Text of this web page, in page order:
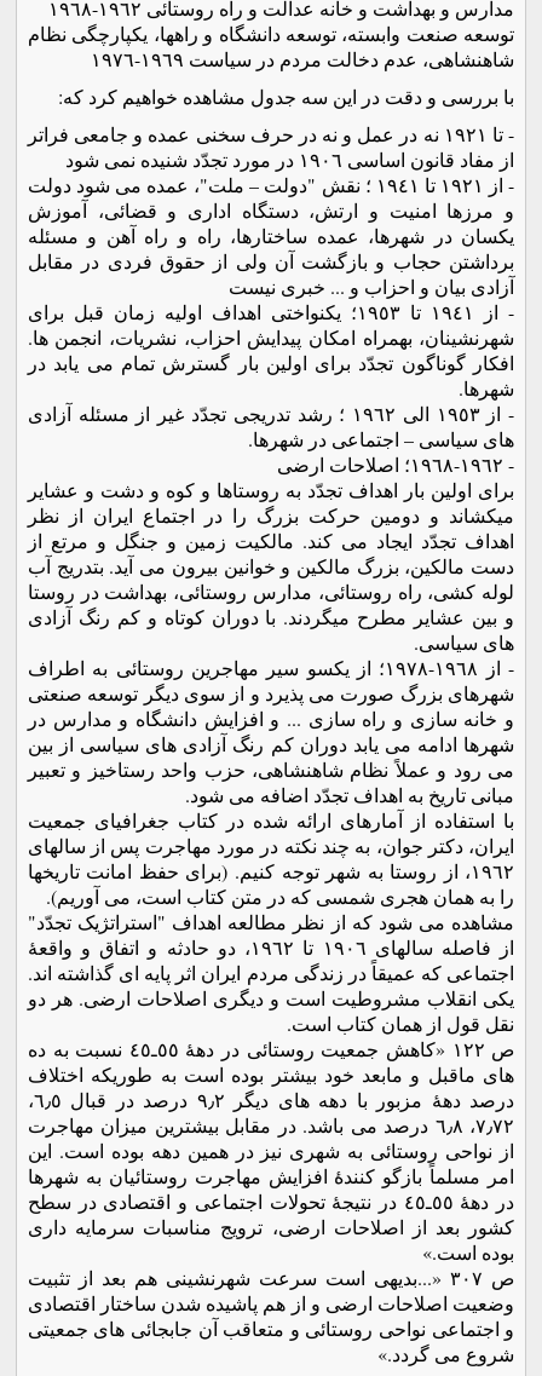
مدارس و بهداشت و خانه عدالت و راه روستائی ١٩٦٢-١٩٦٨
توسعه صنعت وابسته، توسعه دانشگاه و راهها، یکپارچگی نظام
شاهنشاهی، عدم دخالت مردم در سیاست ١٩٦٩-١٩٧٦
با بررسی و دقت در این سه جدول مشاهده خواهیم کرد که:
- تا ١٩٢١ نه در عمل و نه در حرف سخنی عمده و جامعی فراتر
از مفاد قانون اساسی ١٩٠٦ در مورد تجدّد شنیده نمی شود
- از ١٩٢١ تا ١٩٤١ ؛ نقش "دولت – ملت"، عمده می شود دولت
و مرزها امنیت و ارتش، دستگاه اداری و قضائی، آموزش
یکسان در شهرها، عمده ساختارها، راه و راه آهن و مسئله
برداشتن حجاب و بازگشت آن ولی از حقوق فردی در مقابل
آزادی بیان و احزاب و ... خبری نیست
- از ١٩٤١ تا ١٩٥٣؛ یکنواختی اهداف اولیه زمان قبل برای
شهرنشینان، بهمراه امکان پیدایش احزاب، نشریات، انجمن ها.
افکار گوناگون تجدّد برای اولین بار گسترش تمام می یابد در
شهرها.
- از ١٩٥٣ الی ١٩٦٢ ؛ رشد تدریجی تجدّد غیر از مسئله آزادی
های سیاسی – اجتماعی در شهرها.
- ١٩٦٢-١٩٦٨؛ اصلاحات ارضی
برای اولین بار اهداف تجدّد به روستاها و کوه و دشت و عشایر
میکشاند و دومین حرکت بزرگ را در اجتماع ایران از نظر
اهداف تجدّد ایجاد می کند. مالکیت زمین و جنگل و مرتع از
دست مالکین، بزرگ مالکین و خوانین بیرون می آید. بتدریج آب
لوله کشی، راه روستائی، مدارس روستائی، بهداشت در روستا
و بین عشایر مطرح میگردند. با دوران کوتاه و کم رنگ آزادی
های سیاسی.
- از ١٩٦٨-١٩٧٨؛ از یکسو سیر مهاجرین روستائی به اطراف
شهرهای بزرگ صورت می پذیرد و از سوی دیگر توسعه صنعتی
و خانه سازی و راه سازی ... و افزایش دانشگاه و مدارس در
شهرها ادامه می یابد دوران کم رنگ آزادی های سیاسی از بین
می رود و عملاً نظام شاهنشاهی، حزب واحد رستاخیز و تعبیر
مبانی تاریخ به اهداف تجدّد اضافه می شود.
با استفاده از آمارهای ارائه شده در کتاب جغرافیای جمعیت
ایران، دکتر جوان، به چند نکته در مورد مهاجرت پس از سالهای
١٩٦٢، از روستا به شهر توجه کنیم. (برای حفظ امانت تاریخها
را به همان هجری شمسی که در متن کتاب است، می آوریم).
مشاهده می شود که از نظر مطالعه اهداف "استراتژیک تجدّد"
از فاصله سالهای ١٩٠٦ تا ١٩٦٢، دو حادثه و اتفاق و واقعۀ
اجتماعی که عمیقاً در زندگی مردم ایران اثر پایه ای گذاشته اند.
یکی انقلاب مشروطیت است و دیگری اصلاحات ارضی. هر دو
نقل قول از همان کتاب است.
ص ١٢٢ «کاهش جمعیت روستائی در دهۀ ٥٥ـ٤٥ نسبت به ده
های ماقبل و مابعد خود بیشتر بوده است به طوریکه اختلاف
درصد دهۀ مزبور با دهه های دیگر ٩٫٢ درصد در قبال ٦٫٥،
٧٫٧٢، ٦٫٨ درصد می باشد. در مقابل بیشترین میزان مهاجرت
از نواحی روستائی به شهری نیز در همین دهه بوده است. این
امر مسلماً بازگو کنندۀ افزایش مهاجرت روستائیان به شهرها
در دهۀ ٥٥ـ٤٥ در نتیجۀ تحولات اجتماعی و اقتصادی در سطح
کشور بعد از اصلاحات ارضی، ترویج مناسبات سرمایه داری
بوده است.»
ص ٣٠٧ «...بدیهی است سرعت شهرنشینی هم بعد از تثبیت
وضعیت اصلاحات ارضی و از هم پاشیده شدن ساختار اقتصادی
و اجتماعی نواحی روستائی و متعاقب آن جابجائی های جمعیتی
شروع می گردد.»